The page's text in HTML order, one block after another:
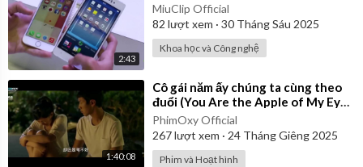
2:43
MiuClip Official
82 lượt xem · 30 Tháng Sáu 2025
Khoa học và Công nghệ
1:40:08
⁣Cô gái năm ấy chúng ta cùng theo
đuổi (You Are the Apple of My Eye)
2011 | Vietsub
PhimOxy Official
267lượt xem · 24 Tháng Giêng 2025
Phim và Hoạt hình